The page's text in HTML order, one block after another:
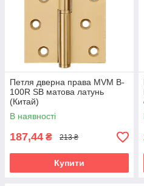
Петля дверна права MVM B-
100R SB матова латунь
(Китай)
В наявності
187,44 ₴ 213 ₴
Купити